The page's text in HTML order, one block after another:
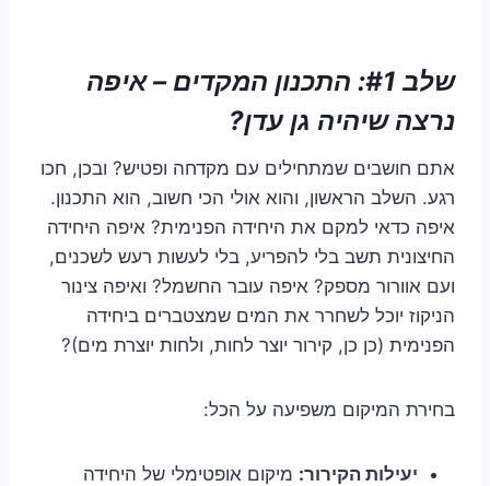
שלב #1: התכנון המקדים – איפה
נרצה שיהיה גן עדן?
אתם חושבים שמתחילים עם מקדחה ופטיש? ובכן, חכו
רגע. השלב הראשון, והוא אולי הכי חשוב, הוא התכנון.
איפה כדאי למקם את היחידה הפנימית? איפה היחידה
החיצונית תשב בלי להפריע, בלי לעשות רעש לשכנים,
ועם אוורור מספק? איפה עובר החשמל? ואיפה צינור
הניקוז יוכל לשחרר את המים שמצטברים ביחידה
הפנימית (כן כן, קירור יוצר לחות, ולחות יוצרת מים)?
בחירת המיקום משפיעה על הכל:
יעילות הקירור: מיקום אופטימלי של היחידה